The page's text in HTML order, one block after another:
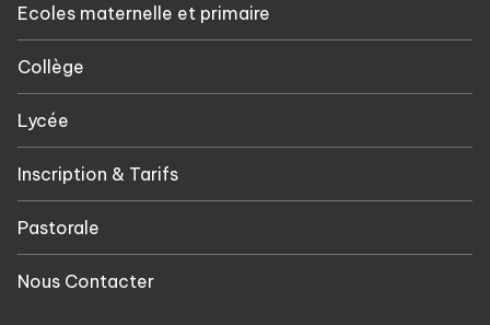
Ecoles maternelle et primaire
Collège
Lycée
Inscription & Tarifs
Pastorale
Nous Contacter